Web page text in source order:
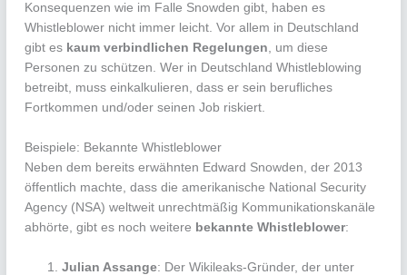
Konsequenzen wie im Falle Snowden gibt, haben es
Whistleblower nicht immer leicht. Vor allem in Deutschland
gibt es kaum verbindlichen Regelungen, um diese
Personen zu schützen. Wer in Deutschland Whistleblowing
betreibt, muss einkalkulieren, dass er sein berufliches
Fortkommen und/oder seinen Job riskiert.
Beispiele: Bekannte Whistleblower
Neben dem bereits erwähnten Edward Snowden, der 2013
öffentlich machte, dass die amerikanische National Security
Agency (NSA) weltweit unrechtmäßig Kommunikationskanäle
abhörte, gibt es noch weitere bekannte Whistleblower:
Julian Assange: Der Wikileaks-Gründer, der unter